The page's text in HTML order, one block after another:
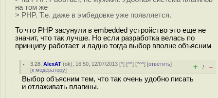
на том же
> PHP. Т.е. даже в эмбедовке уже появляется.
То что PHP засунули в embedded устройство это еще не
значит, что так лучше. Но если разработка велась по
принципу работает и ладно тогда выбор вполне объясним
3.28 ,AlexAT (ok), 16:50, 12/07/2013 [^] [^^] [^^^] [ответить]
[к модератору] + / –
Выбор объясним тем, что так очень удобно писать
и отлаживать плагины.